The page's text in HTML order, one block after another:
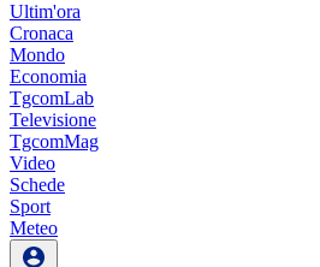
Ultim'ora
Cronaca
Mondo
Economia
TgcomLab
Televisione
TgcomMag
Video
Schede
Sport
Meteo